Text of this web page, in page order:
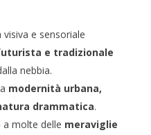
visiva e sensoriale
e tradizionale
nebbia.
modernità urbana,
drammatica.
a molte delle meraviglie